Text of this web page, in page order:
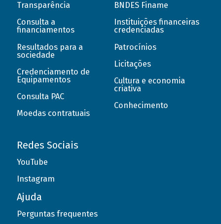
Transparência
Consulta a
financiamentos
Resultados para a
sociedade
Credenciamento de
Equipamentos
Consulta PAC
Moedas contratuais
BNDES Finame
Instituições financeiras
credenciadas
Patrocínios
Licitações
Cultura e economia
criativa
Conhecimento
Redes Sociais
YouTube
Instagram
Ajuda
Perguntas frequentes